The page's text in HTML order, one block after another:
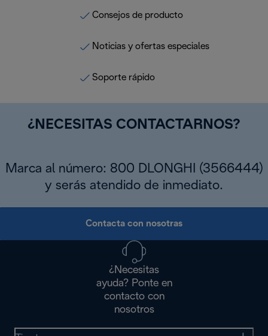
Consejos de producto
Noticias y ofertas especiales
Soporte rápido
¿NECESITAS CONTACTARNOS?
Marca al número: 800 DLONGHI (3566444)
y serás atendido de inmediato.
Contacta con nosotras
¿Necesitas
ayuda? Ponte en
contacto con
nosotros